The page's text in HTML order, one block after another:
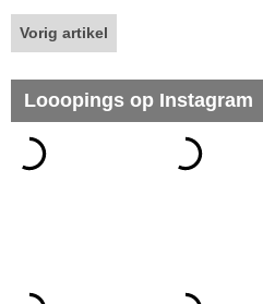
Vorig artikel
Looopings op Instagram